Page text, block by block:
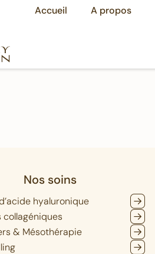
Accueil A propos
Nos soins
hyaluronique
& Mésothérapie